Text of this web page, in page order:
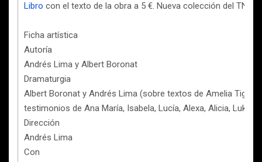
Libro con el texto de la obra a 5 €. Nueva colección del TNC.
Ficha artística
Autoría
Andrés Lima y Albert Boronat
Dramaturgia
Albert Boronat y Andrés Lima (sobre textos de Amelia
testimonios de Ana María, Isabela, Lucía, Alexa, Alicia, Lukas
Dirección
Andrés Lima
Con